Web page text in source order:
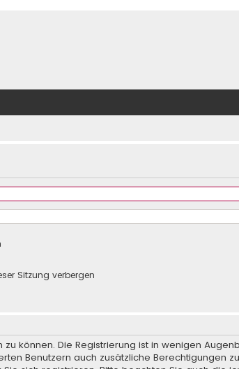
Sitzung verbergen
können. Die Registrierung ist in wenigen
Benutzern auch zusätzliche Berechtigungen